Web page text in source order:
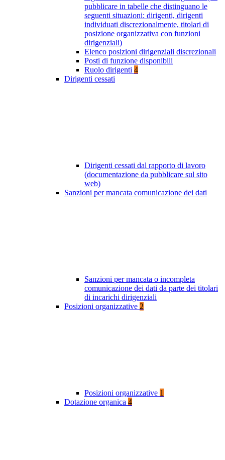
pubblicare in tabelle che distinguano le
seguenti situazioni: dirigenti, dirigenti
individuati discrezionalmente, titolari di
posizione organizzativa con funzioni
dirigenziali)
Elenco posizioni dirigenziali discrezionali
Posti di funzione disponibili
Ruolo dirigenti 4
Dirigenti cessati
Dirigenti cessati dal rapporto di lavoro
(documentazione da pubblicare sul sito
web)
Sanzioni per mancata comunicazione dei dati
Sanzioni per mancata o incompleta
comunicazione dei dati da parte dei titolari
di incarichi dirigenziali
Posizioni organizzative 2
Posizioni organizzative 1
Dotazione organica 4